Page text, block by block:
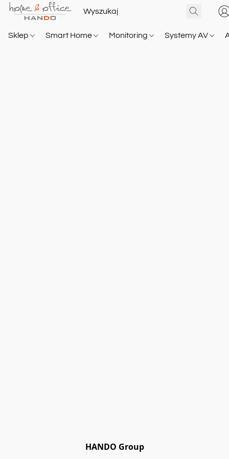
Sklep Smart Home Monitoring Systemy AV
HANDO Group